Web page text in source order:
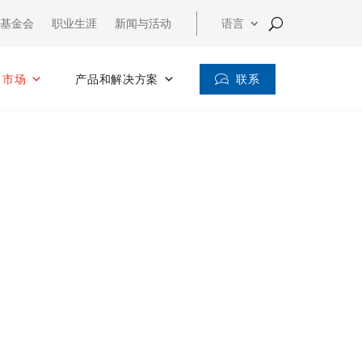
基金会 职业生涯 新闻与活动 语言
市场 产品和解决方案 联系